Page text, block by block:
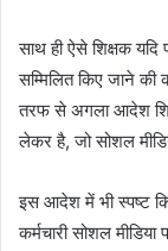
साथ ही ऐसे शिक्षक यदि
सम्मिलित किए जाने की
तरफ से अगला आदेश
लेकर है, जो सोशल
इस आदेश में भी स्पष्ट
कर्मचारी सोशल